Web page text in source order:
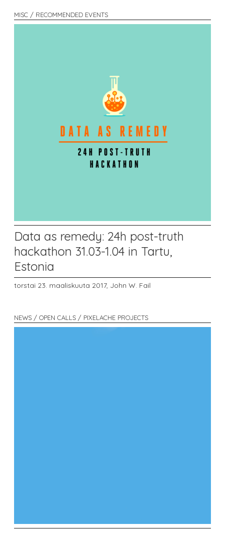
MISC / RECOMMENDED EVENTS
Data as remedy: 24h post-truth
hackathon 31.03-1.04 in Tartu,
Estonia
torstai 23. maaliskuuta 2017, John W. Fail
NEWS / OPEN CALLS / PIXELACHE PROJECTS